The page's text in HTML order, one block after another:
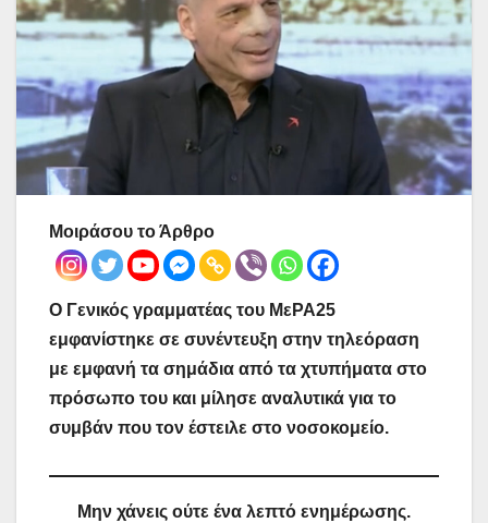
Μοιράσου το Άρθρο
Ο Γενικός γραμματέας του ΜεΡΑ25
εμφανίστηκε σε συνέντευξη στην τηλεόραση
με εμφανή τα σημάδια από τα χτυπήματα στο
πρόσωπο του και μίλησε αναλυτικά για το
συμβάν που τον έστειλε στο νοσοκομείο.
Μην χάνεις ούτε ένα λεπτό ενημέρωσης.